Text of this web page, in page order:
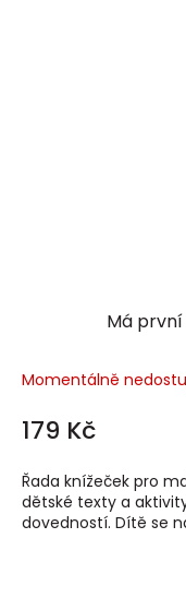
Má
Momentálně
179 Kč
Řada knížeček pro
dětské texty a
dovedností. Dítě se